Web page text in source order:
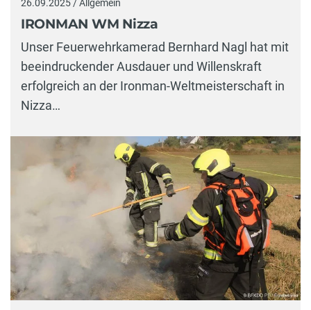
26.09.2025 / Allgemein
IRONMAN WM Nizza
Unser Feuerwehrkamerad Bernhard Nagl hat mit
beeindruckender Ausdauer und Willenskraft
erfolgreich an der Ironman-Weltmeisterschaft in
Nizza…